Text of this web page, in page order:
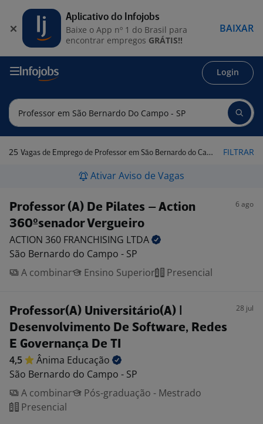
Login
25 Vagas de Emprego de Professor em São Bernardo do Campo - SP FILTRAR
Ativar Aviso de Vagas
Professor (A) De Pilates – Action
360ºsenador Vergueiro
6 ago
ACTION 360 FRANCHISING LTDA
São Bernardo do Campo - SP
A combinar
Ensino Superior Presencial
Professor(A) Universitário(A) |
Desenvolvimento De Software, Redes
E Governança De TI
28 jul
4,5 Ânima Educação
São Bernardo do Campo - SP
A combinar
Pós-graduação - Mestrado
Presencial
Aplicativo do Infojobs
Baixe o App nº 1 do Brasil para
encontrar empregos GRÁTIS!!
BAIXAR